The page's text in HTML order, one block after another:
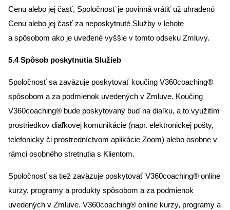
Cenu alebo jej časť, Spoločnosť je povinná vrátiť už uhradenú
Cenu alebo jej časť za neposkytnuté Služby v lehote
a spôsobom ako je uvedené vyššie v tomto odseku Zmluvy.
5.4 Spôsob poskytnutia Služieb
Spoločnosť sa zaväzuje poskytovať koučing V360coaching®
spôsobom a za podmienok uvedených v Zmluve. Koučing
V360coaching® bude poskytovaný buď na diaľku, a to využitím
prostriedkov diaľkovej komunikácie (napr. elektronickej pošty,
telefonicky či prostredníctvom aplikácie Zoom) alebo osobne v
rámci osobného stretnutia s Klientom.
Spoločnosť sa tiež zaväzuje poskytovať V360coaching® online
kurzy, programy a produkty spôsobom a za podmienok
uvedených v Zmluve. V360coaching® online kurzy, programy a